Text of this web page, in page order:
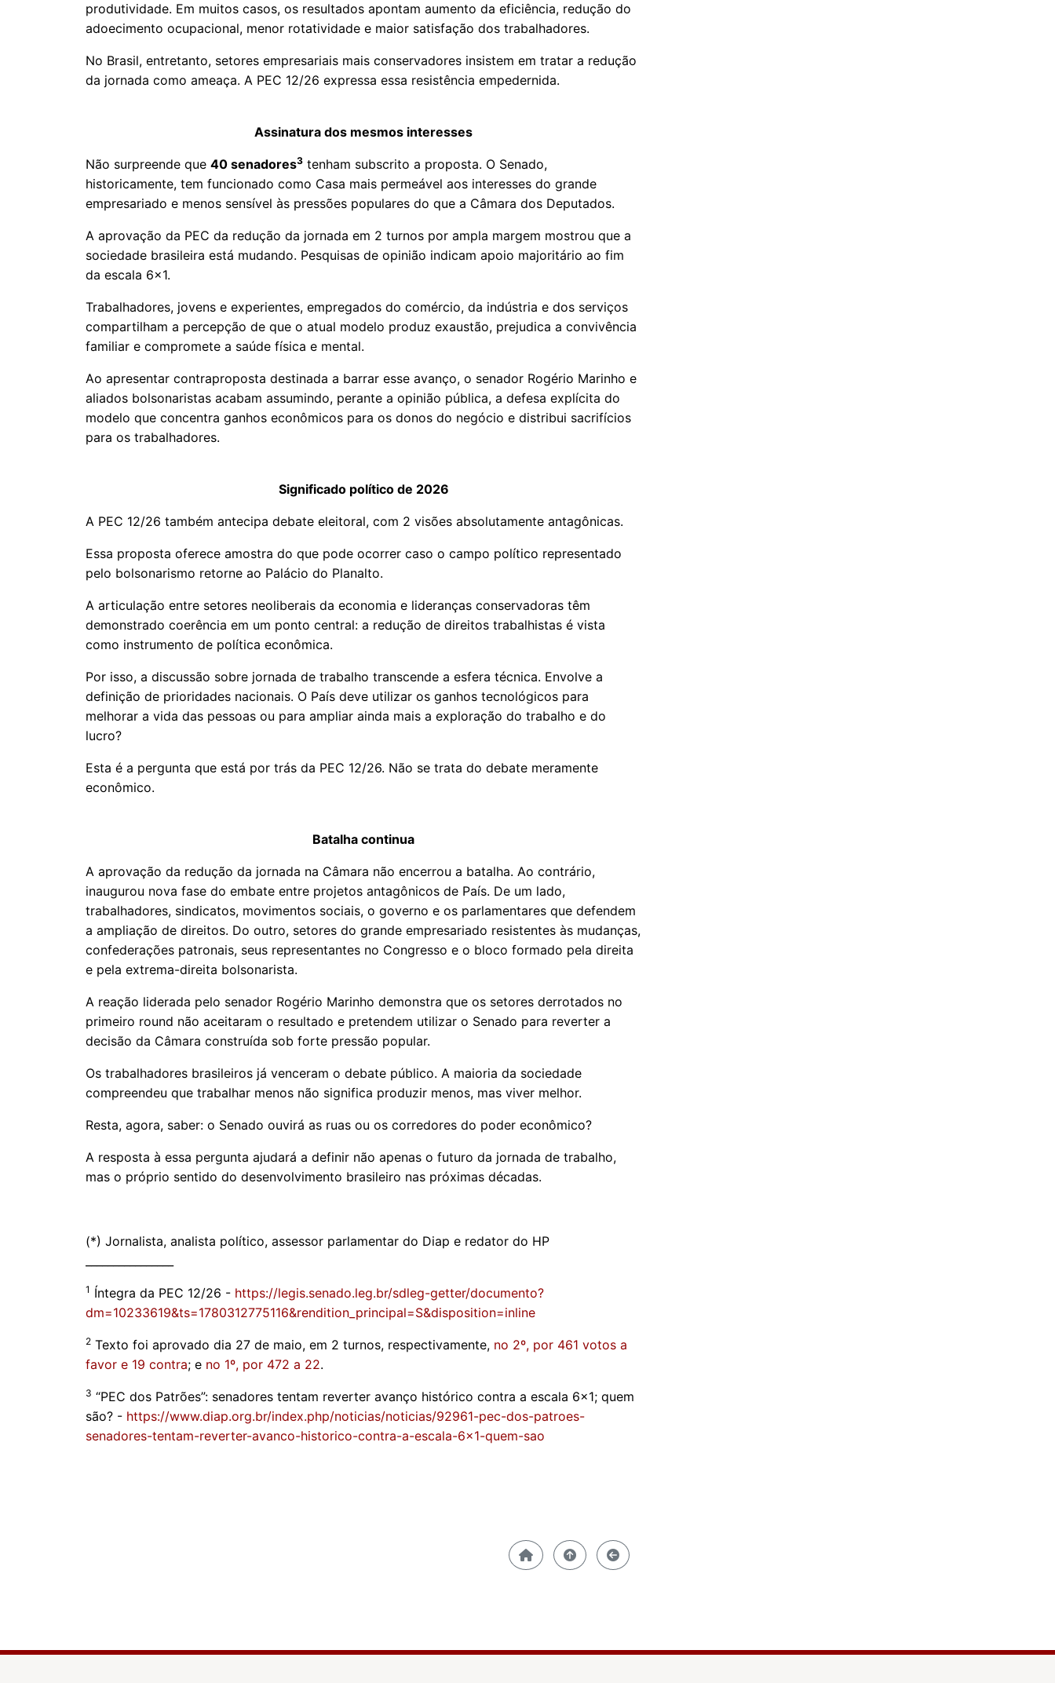
produtividade. Em muitos casos, os resultados apontam aumento da eficiência, redução do
adoecimento ocupacional, menor rotatividade e maior satisfação dos trabalhadores.
No Brasil, entretanto, setores empresariais mais conservadores insistem em tratar a redução
da jornada como ameaça. A PEC 12/26 expressa essa resistência empedernida.
Assinatura dos mesmos interesses
Não surpreende que40 senadores3 tenham subscrito a proposta. O Senado,
historicamente, tem funcionado como Casa mais permeável aos interesses do grande
empresariado e menos sensível às pressões populares do que a Câmara dos Deputados.
A aprovação da PEC da redução da jornada em 2 turnos por ampla margem mostrou que a
sociedade brasileira está mudando. Pesquisas de opinião indicam apoio majoritário ao fim
da escala 6x1.
Trabalhadores, jovens e experientes, empregados do comércio, da indústria e dos serviços
compartilham a percepção de que o atual modelo produz exaustão, prejudica a convivência
familiar e compromete a saúde física e mental.
Ao apresentar contraproposta destinada a barrar esse avanço, o senador Rogério Marinho e
aliados bolsonaristas acabam assumindo, perante a opinião pública, a defesa explícita do
modelo que concentra ganhos econômicos para os donos do negócio e distribui sacrifícios
para os trabalhadores.
Significado político de 2026
A PEC 12/26 também antecipa debate eleitoral, com 2 visões absolutamente antagônicas.
Essa proposta oferece amostra do que pode ocorrer caso o campo político representado
pelo bolsonarismo retorne ao Palácio do Planalto.
A articulação entre setores neoliberais da economia e lideranças conservadoras têm
demonstrado coerência em um ponto central: a redução de direitos trabalhistas é vista
como instrumento de política econômica.
Por isso, a discussão sobre jornada de trabalho transcende a esfera técnica. Envolve a
definição de prioridades nacionais. O País deve utilizar os ganhos tecnológicos para
melhorar a vida das pessoas ou para ampliar ainda mais a exploração do trabalho e do
lucro?
Esta é a pergunta que está por trás da PEC 12/26. Não se trata do debate meramente
econômico.
Batalha continua
A aprovação da redução da jornada na Câmara não encerrou a batalha. Ao contrário,
inaugurou nova fase do embate entre projetos antagônicos de País. De um lado,
trabalhadores, sindicatos, movimentos sociais, o governo e os parlamentares que defendem
a ampliação de direitos. Do outro, setores do grande empresariado resistentes às mudanças,
confederações patronais, seus representantes no Congresso e o bloco formado pela direita
e pela extrema-direita bolsonarista.
A reação liderada pelo senador Rogério Marinho demonstra que os setores derrotados no
primeiro round não aceitaram o resultado e pretendem utilizar o Senado para reverter a
decisão da Câmara construída sob forte pressão popular.
Os trabalhadores brasileiros já venceram o debate público. A maioria da sociedade
compreendeu que trabalhar menos não significa produzir menos, mas viver melhor.
Resta, agora, saber: o Senado ouvirá as ruas ou os corredores do poder econômico?
A resposta à essa pergunta ajudará a definir não apenas o futuro da jornada de trabalho,
mas o próprio sentido do desenvolvimento brasileiro nas próximas décadas.
(*) Jornalista, analista político, assessor parlamentar do Diap e redator do HP
1 Íntegra da PEC 12/26 - https://legis.senado.leg.br/sdleg-getter/documento?
dm=10233619&ts=1780312775116&rendition_principal=S&disposition=inline
2 Texto foi aprovado dia 27 de maio, em 2 turnos, respectivamente, no 2º, por 461 votos a
favor e 19 contra; e no 1º, por 472 a 22.
3 “PEC dos Patrões”: senadores tentam reverter avanço histórico contra a escala 6x1; quem
são? - https://www.diap.org.br/index.php/noticias/noticias/92961-pec-dos-patroes-
senadores-tentam-reverter-avanco-historico-contra-a-escala-6x1-quem-sao